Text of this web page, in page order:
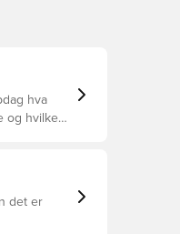
hva
og hvilken
det er